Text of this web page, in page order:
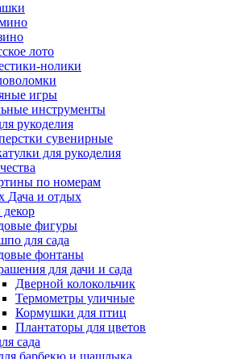
лото
нолики
игры
инструменты
рукоделия
сувенирные
для рукоделия
по номерам
Дача и отдых
фигуры
для сада
фонтаны
для дачи и сада
Дверной колокольчик
Термометры уличные
Кормушки для птиц
Плантаторы для цветов
сада
барбекю и шашлыка